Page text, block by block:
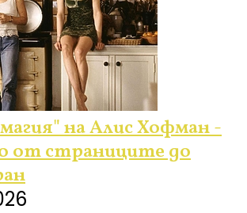
на Алис Хофман -
от страниците до